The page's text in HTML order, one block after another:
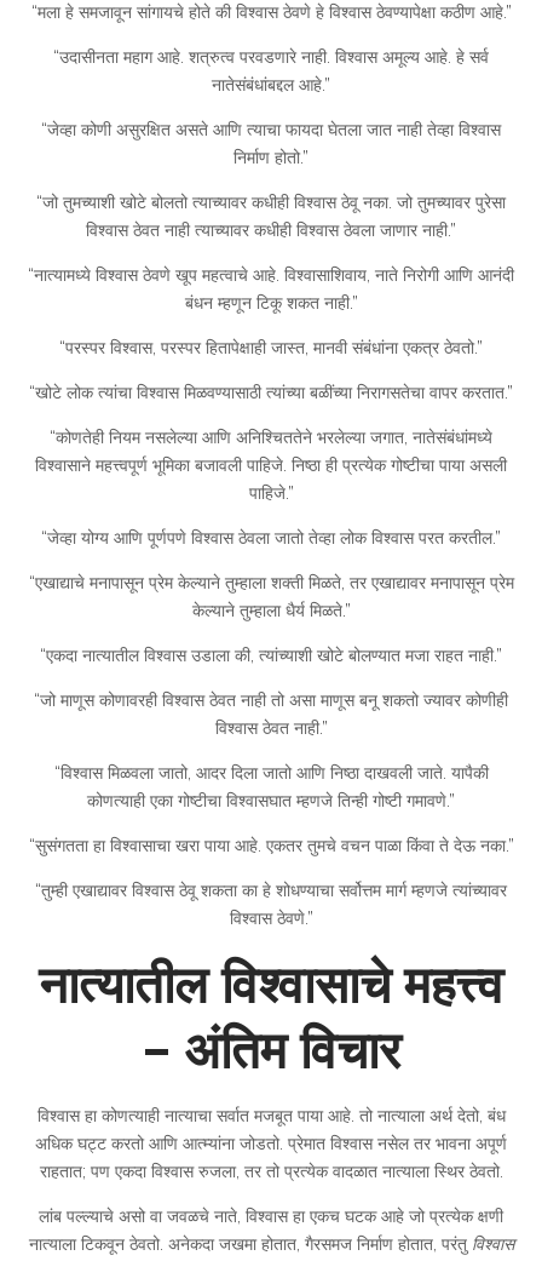
“मला हे समजावून सांगायचे होते की विश्वास ठेवणे हे विश्वास ठेवण्यापेक्षा कठीण आहे.”
“उदासीनता महाग आहे. शत्रुत्व परवडणारे नाही. विश्वास अमूल्य आहे. हे सर्व
नातेसंबंधांबद्दल आहे.”
“जेव्हा कोणी असुरक्षित असते आणि त्याचा फायदा घेतला जात नाही तेव्हा विश्वास
निर्माण होतो.”
“जो तुमच्याशी खोटे बोलतो त्याच्यावर कधीही विश्वास ठेवू नका. जो तुमच्यावर पुरेसा
विश्वास ठेवत नाही त्याच्यावर कधीही विश्वास ठेवला जाणार नाही.”
“नात्यामध्ये विश्वास ठेवणे खूप महत्वाचे आहे. विश्वासाशिवाय, नाते निरोगी आणि आनंदी
बंधन म्हणून टिकू शकत नाही.”
“परस्पर विश्वास, परस्पर हितापेक्षाही जास्त, मानवी संबंधांना एकत्र ठेवतो.”
“खोटे लोक त्यांचा विश्वास मिळवण्यासाठी त्यांच्या बळींच्या निरागसतेचा वापर करतात.”
“कोणतेही नियम नसलेल्या आणि अनिश्चिततेने भरलेल्या जगात, नातेसंबंधांमध्ये
विश्वासाने महत्त्वपूर्ण भूमिका बजावली पाहिजे. निष्ठा ही प्रत्येक गोष्टीचा पाया असली
पाहिजे.”
“जेव्हा योग्य आणि पूर्णपणे विश्वास ठेवला जातो तेव्हा लोक विश्वास परत करतील.”
“एखाद्याचे मनापासून प्रेम केल्याने तुम्हाला शक्ती मिळते, तर एखाद्यावर मनापासून प्रेम
केल्याने तुम्हाला धैर्य मिळते.”
“एकदा नात्यातील विश्वास उडाला की, त्यांच्याशी खोटे बोलण्यात मजा राहत नाही.”
“जो माणूस कोणावरही विश्वास ठेवत नाही तो असा माणूस बनू शकतो ज्यावर कोणीही
विश्वास ठेवत नाही.”
“विश्वास मिळवला जातो, आदर दिला जातो आणि निष्ठा दाखवली जाते. यापैकी
कोणत्याही एका गोष्टीचा विश्वासघात म्हणजे तिन्ही गोष्टी गमावणे.”
“सुसंगतता हा विश्वासाचा खरा पाया आहे. एकतर तुमचे वचन पाळा किंवा ते देऊ नका.”
“तुम्ही एखाद्यावर विश्वास ठेवू शकता का हे शोधण्याचा सर्वोत्तम मार्ग म्हणजे त्यांच्यावर
विश्वास ठेवणे.”
नात्यातील विश्वासाचे महत्त्व
– अंतिम विचार
विश्वास हा कोणत्याही नात्याचा सर्वात मजबूत पाया आहे. तो नात्याला अर्थ देतो, बंध
अधिक घट्ट करतो आणि आत्म्यांना जोडतो. प्रेमात विश्वास नसेल तर भावना अपूर्ण
राहतात; पण एकदा विश्वास रुजला, तर तो प्रत्येक वादळात नात्याला स्थिर ठेवतो.
लांब पल्ल्याचे असो वा जवळचे नाते, विश्वास हा एकच घटक आहे जो प्रत्येक क्षणी
नात्याला टिकवून ठेवतो. अनेकदा जखमा होतात, गैरसमज निर्माण होतात, परंतु विश्वास